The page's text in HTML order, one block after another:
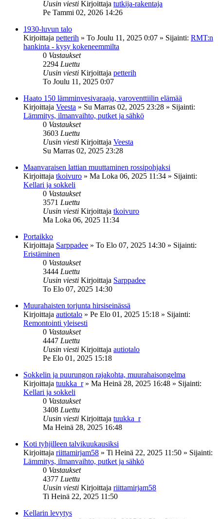
Uusin viesti Kirjoittaja tutkija-rakentaja
Pe Tammi 02, 2026 14:26
1930-luvun talo
Kirjoittaja petterih » To Joulu 11, 2025 0:07 » Sijainti: RMT:n
hankinta - kysy kokeneemmilta
0 Vastaukset
2294 Luettu
Uusin viesti Kirjoittaja petterih
To Joulu 11, 2025 0:07
Haato 150 lämminvesivaraaja, varoventtiilin elämää
Kirjoittaja Veesta » Su Marras 02, 2025 23:28 » Sijainti:
Lämmitys, ilmanvaihto, putket ja sähkö
0 Vastaukset
3603 Luettu
Uusin viesti Kirjoittaja Veesta
Su Marras 02, 2025 23:28
Maanvaraisen lattian muuttaminen rossipohjaksi
Kirjoittaja tkoivuro » Ma Loka 06, 2025 11:34 » Sijainti:
Kellari ja sokkeli
0 Vastaukset
3571 Luettu
Uusin viesti Kirjoittaja tkoivuro
Ma Loka 06, 2025 11:34
Portaikko
Kirjoittaja Sarppadee » To Elo 07, 2025 14:30 » Sijainti:
Eristäminen
0 Vastaukset
3444 Luettu
Uusin viesti Kirjoittaja Sarppadee
To Elo 07, 2025 14:30
Muurahaisten torjunta hirsiseinässä
Kirjoittaja autiotalo » Pe Elo 01, 2025 15:18 » Sijainti:
Remontointi yleisesti
0 Vastaukset
4447 Luettu
Uusin viesti Kirjoittaja autiotalo
Pe Elo 01, 2025 15:18
Sokkelin ja puurungon rajakohta, muurahaisongelma
Kirjoittaja tuukka_r» Ma Heinä 28, 2025 16:48 » Sijainti:
Kellari ja sokkeli
0 Vastaukset
3408 Luettu
Uusin viesti Kirjoittaja tuukka_r
Ma Heinä 28, 2025 16:48
Koti tyhjilleen talvikuukausiksi
Kirjoittaja riittamirjam58 » Ti Heinä 22, 2025 11:50 » Sijainti:
Lämmitys, ilmanvaihto, putket ja sähkö
0 Vastaukset
4377 Luettu
Uusin viesti Kirjoittaja riittamirjam58
Ti Heinä 22, 2025 11:50
Kellarin levytys